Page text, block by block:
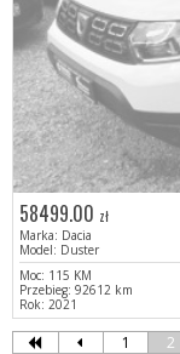
58499.00 zł
Marka: Dacia
Model: Duster
Moc: 115 KM
Przebieg: 92612 km
Rok: 2021
1 2